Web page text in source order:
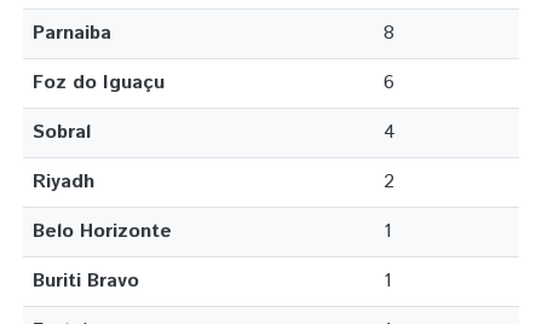
Parnaiba
8
Foz do Iguaçu
6
Sobral
4
Riyadh
2
Belo Horizonte
1
Buriti Bravo
1